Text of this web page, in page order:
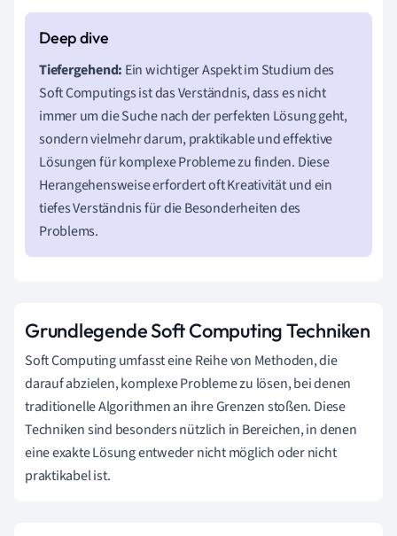
Tiefergehend: Ein wichtiger Aspekt im Studium des
Soft Computings ist das Verständnis, dass es nicht
immer um die Suche nach der perfekten Lösung geht,
sondern vielmehr darum, praktikable und effektive
Lösungen für komplexe Probleme zu finden. Diese
Herangehensweise erfordert oft Kreativität und ein
tiefes Verständnis für die Besonderheiten des
Problems.
Grundlegende Soft Computing Techniken
Soft Computing umfasst eine Reihe von Methoden, die
darauf abzielen, komplexe Probleme zu lösen, bei denen
traditionelle Algorithmen an ihre Grenzen stoßen. Diese
Techniken sind besonders nützlich in Bereichen, in denen
eine exakte Lösung entweder nicht möglich oder nicht
praktikabel ist.